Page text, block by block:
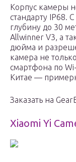
Корпус камеры
стандарту IP68.
глубину до 30
Allwinner V3, а
дюйма и
камера не
смартфона по
Китае —
Заказать на
Xiaomi Yi